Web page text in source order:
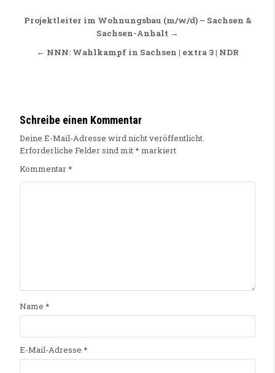
Beitragsnavigation
Projektleiter im Wohnungsbau (m/w/d) – Sachsen &
Sachsen-Anhalt →
← NNN: Wahlkampf in Sachsen | extra 3 | NDR
Schreibe einen Kommentar
Deine E-Mail-Adresse wird nicht veröffentlicht.
Erforderliche Felder sind mit* markiert
Kommentar*
Name *
E-Mail-Adresse *